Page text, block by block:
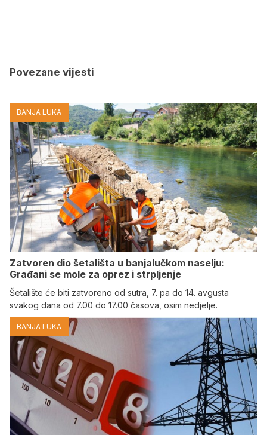
Povezane vijesti
BANJA LUKA
Zatvoren dio šetališta u banjalučkom naselju:
Građani se mole za oprez i strpljenje
Šetalište će biti zatvoreno od sutra, 7. pa do 14. avgusta
svakog dana od 7.00 do 17.00 časova, osim nedjelje.
BANJA LUKA